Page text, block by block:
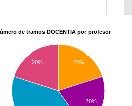
de tramos DOCENTIA por profesor
20%
20%
20%